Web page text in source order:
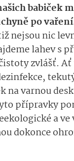
babiček
po
nejsou nic
lahev s
zvlášť. Ať
na varnou
přípravky
a
dokonce